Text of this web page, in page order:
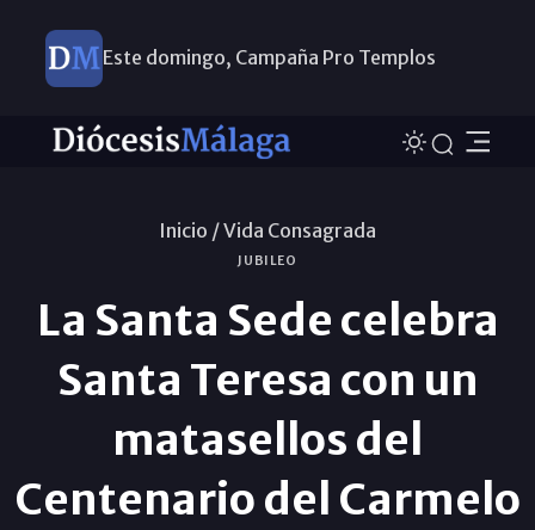
Este domingo, Campaña Pro Templos
Inicio /Vida Consagrada
JUBILEO
La Santa Sede celebra
Santa Teresa con un
matasellos del
Centenario del Carmelo